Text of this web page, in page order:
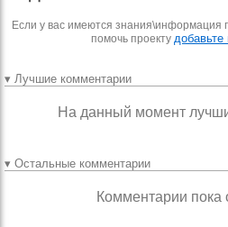
Если у вас имеются знания\информация
помочь проекту добавьте
▾ Лучшие комментарии
На данный момент
▾ Остальные комментарии
Комментарии пока